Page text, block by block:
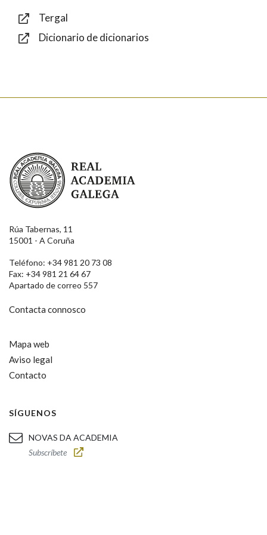
Tergal
Dicionario de dicionarios
Real Academia Galega
Rúa Tabernas, 11
15001 - A Coruña
Teléfono: +34 981 20 73 08
Fax: +34 981 21 64 67
Apartado de correo 557
Contacta connosco
Mapa web
Aviso legal
Contacto
SÍGUENOS
NOVAS DA ACADEMIA
Subscríbete